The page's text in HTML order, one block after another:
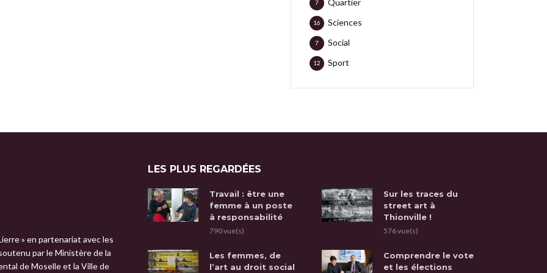
Quartier
7
Sciences
16
Social
7
Sport
12
» en partenariat avec les
par le Ministère de la
de Moselle et la Ville de
LES PLUS REGARDÉES
Travail : être une
femme à un poste
à responsabilité
790 vue(s)
Sur les traces du
street art à
Thionville !
576 vue(s)
Les femmes, de
l’art au droit social
Comprendre le vote
et les élections